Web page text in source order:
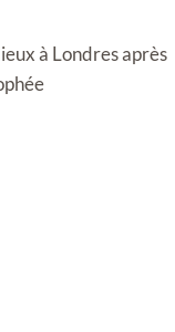
à Londres après